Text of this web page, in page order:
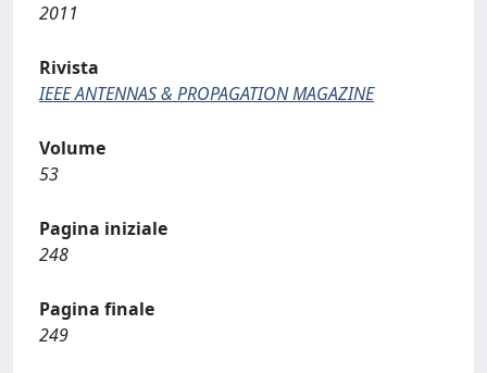
2011
Rivista
IEEE ANTENNAS & PROPAGATION MAGAZINE
Volume
53
Pagina iniziale
248
Pagina finale
249